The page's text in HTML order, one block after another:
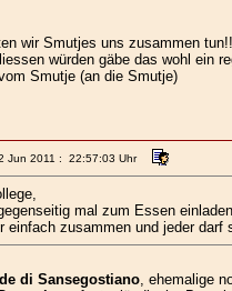
wir Smutjes uns zusammen
würden gäbe das wohl ein
Smutje (an die Smutje)
Jun 2011 : 22:57:03 Uhr
mal zum Essen
einfach zusammen und jeder darf
di Sansegostiano, ehemalige